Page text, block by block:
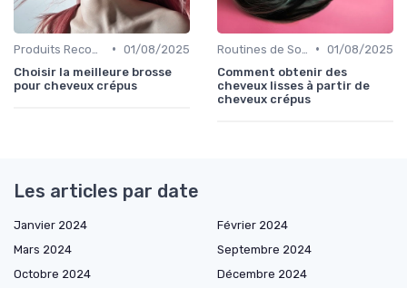
• 01/08/2025
Choisir la meilleure brosse
pour cheveux crépus
• 01/08/2025
Comment obtenir des
cheveux lisses à partir de
cheveux crépus
Les articles par date
Janvier 2024
Février 2024
Mars 2024
Septembre 2024
Octobre 2024
Décembre 2024